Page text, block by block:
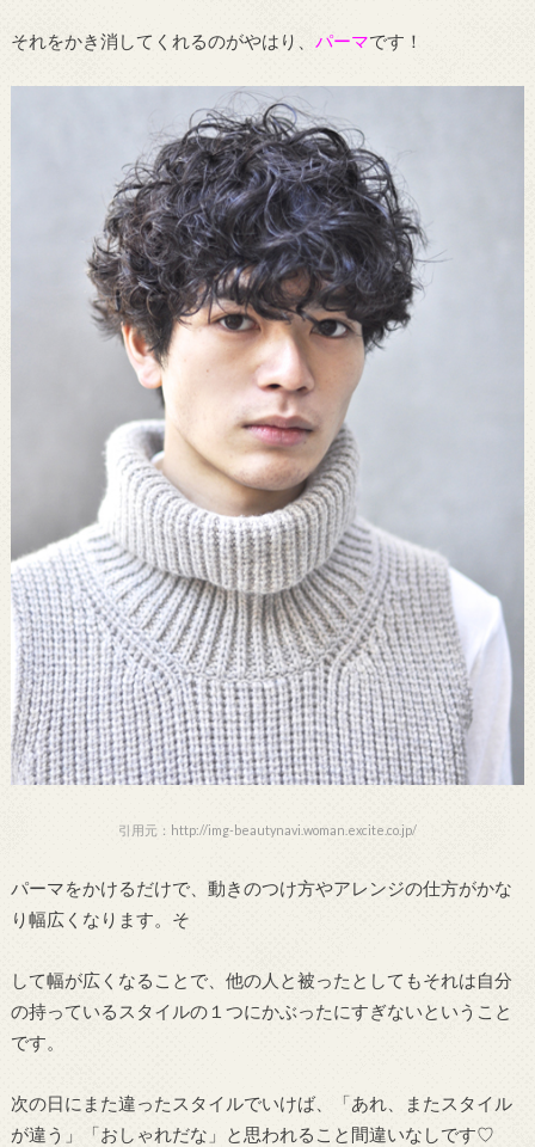
それをかき消してくれるのがやはり、 パーマです！
引用元：http://img-beautynavi.woman.excite.co.jp/
パーマをかけるだけで、動きのつけ方やアレンジの仕方がかな
り幅広くなります。そ
して幅が広くなることで、他の人と被ったとしてもそれは自分
の持っているスタイルの１つにかぶったにすぎないということ
です。
次の日にまた違ったスタイルでいけば、「あれ、またスタイル
が違う」「おしゃれだな」と思われること間違いなしです♡